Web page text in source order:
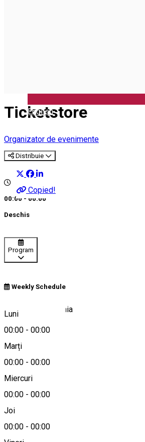
English
Ticketstore
Organizator de evenimente
Distribuie
Copied!
00:00 - 00:00
Deschis
Program
Weekly Schedule
Luni
00:00 - 00:00
Marți
00:00 - 00:00
Miercuri
00:00 - 00:00
Joi
00:00 - 00:00
Bucharest, Romania
Hartă